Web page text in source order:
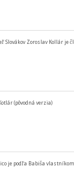
Slovákov Zoroslav Kollár je
(pôvodná verzia)
je podľa Babiša vlastníkom